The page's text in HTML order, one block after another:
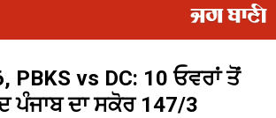
PBKS vs DC: 10 ਓਵਰਾਂ ਤੋਂ
ਪੰਜਾਬ ਦਾ ਸਕੋਰ 147/3